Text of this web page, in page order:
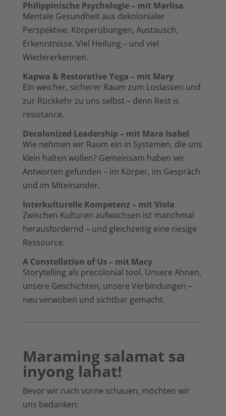
Philippinische Psychologie – mit Marlisa
Mentale Gesundheit aus dekolonialer
Perspektive. Körperübungen, Austausch,
Erkenntnisse. Viel Heilung – und viel
Wiedererkennen.
Kapwa & Restorative Yoga – mit Mary
Ein weicher, sicherer Raum zum Loslassen und
zur Rückkehr zu uns selbst – denn Rest is
resistance.
Decolonized Leadership – mit Mara Isabel
Wie nehmen wir Raum ein in Systemen, die uns
klein halten wollen? Gemeinsam haben wir
Antworten gefunden – im Körper, im Gespräch
und im Miteinander.
Interkulturelle Kompetenz – mit Viola
Zwischen Kulturen aufwachsen ist manchmal
herausfordernd – und gleichzeitig eine riesige
Ressource.
A Constellation of Us – mit Macy
Storytelling als precolonial tool. Unsere Ahnen,
unsere Geschichten, unsere Verbindungen –
neu verwoben und sichtbar gemacht.
Maraming salamat sa
inyong lahat!
Bevor wir nach vorne schauen, möchten wir
uns bedanken: